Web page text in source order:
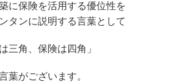
に保険を活用する優位性を
タンに説明する言葉として
三角、保険は四角」
葉がございます。